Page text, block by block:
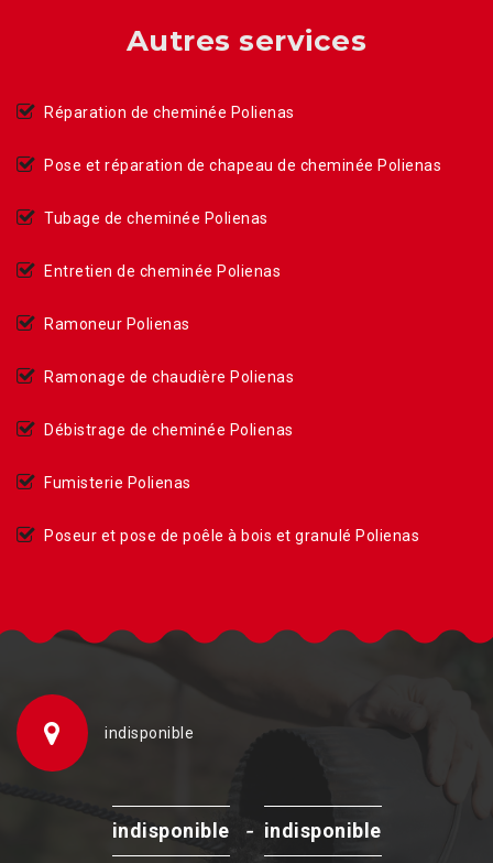
Autres services
Réparation de cheminée Polienas
Pose et réparation de chapeau de cheminée Polienas
Tubage de cheminée Polienas
Entretien de cheminée Polienas
Ramoneur Polienas
Ramonage de chaudière Polienas
Débistrage de cheminée Polienas
Fumisterie Polienas
Poseur et pose de poêle à bois et granulé Polienas
indisponible
indisponible - indisponible